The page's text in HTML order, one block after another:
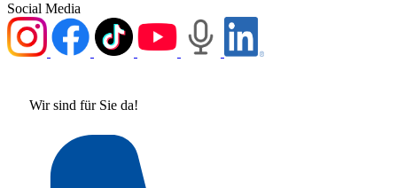
Social Media
Wir sind für Sie da!